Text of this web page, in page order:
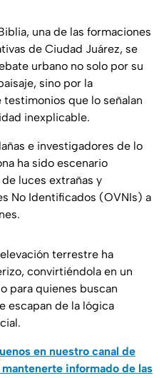
una de las formaciones
de Ciudad Juárez, se
urbano no solo por su
sino por la
que lo señalan
inexplicable.
e investigadores de lo
ha sido escenario
luces extrañas y
No Identificados (OVNIs) a
terrestre ha
convirtiéndola en un
para quienes buscan
escapan de la lógica
en nuestro canal de
informado de las